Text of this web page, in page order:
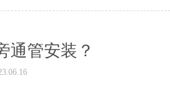
通管安装？